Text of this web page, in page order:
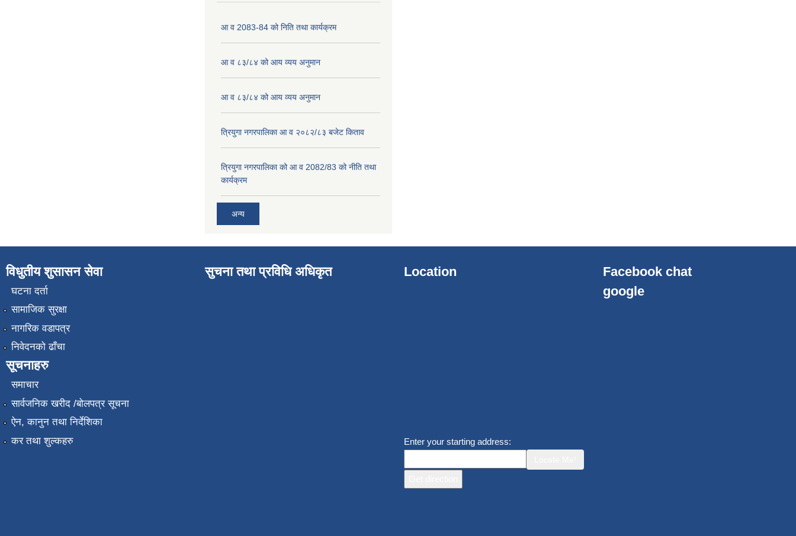
आ व 2083-84 को निति तथा कार्यक्रम
आ व ८३/८४ को आय व्यय अनुमान
आ व ८३/८४ को आय व्यय अनुमान
त्रियुगा नगरपालिका आ व २०८२/८३ बजेट किताव
त्रियुगा नगरपालिका को आ व 2082/83 को नीति तथा
कार्यक्रम
अन्य
विधुतीय शुसासन सेवा
घटना दर्ता
सामाजिक सुरक्षा
नागरिक वडापत्र
निवेदनको ढाँचा
सूचनाहरु
समाचार
सार्वजनिक खरीद /बोलपत्र सूचना
ऐन, कानुन तथा निर्देशिका
कर तथा शुल्कहरु
सुचना तथा प्रविधि अधिकृत Location
Enter your starting address:
Facebook chat
google